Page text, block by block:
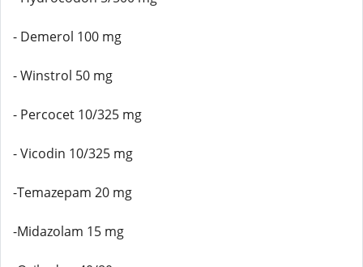
- Demerol 100 mg
- Winstrol 50 mg
- Percocet 10/325 mg
- Vicodin 10/325 mg
-Temazepam 20 mg
-Midazolam 15 mg